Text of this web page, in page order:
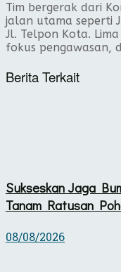
​Tim bergerak dari
jalan utama seperti
Jl. Telpon Kota.
fokus pengawasan,
Berita Terkait
Sukseskan Jaga
Tanam Ratusan
08/08/2026